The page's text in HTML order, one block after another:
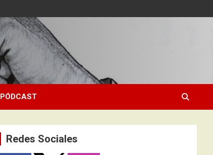
PÓDCAST
Redes Sociales